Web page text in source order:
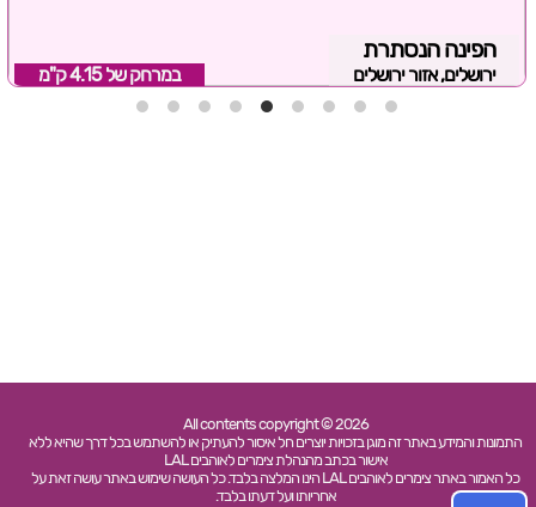
הפינה הנסתרת
ירושלים, אזור ירושלים במרחק של 4.15 ק"מ
All contents copyright © 2026
התמונות והמידע באתר זה מוגן בזכויות יוצרים חל איסור להעתיק או להשתמש בכל דרך שהיא ללא
אישור בכתב מהנהלת צימרים לאוהבים LAL
כל האמור באתר צימרים לאוהבים LAL הינו המלצה בלבד. כל העושה שימוש באתר עושה זאת על
אחריותו ועל דעתו בלבד.